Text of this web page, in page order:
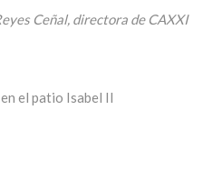
Ceñal, directora de CAXXI
el patio Isabel II